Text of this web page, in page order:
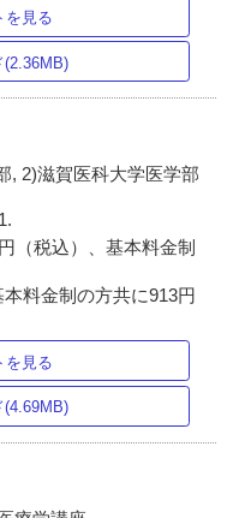
を見る
(2.36MB)
, 2)滋賀医科大学医学部
（税込）、基本料金制
料金制の方共に913円
を見る
(4.69MB)